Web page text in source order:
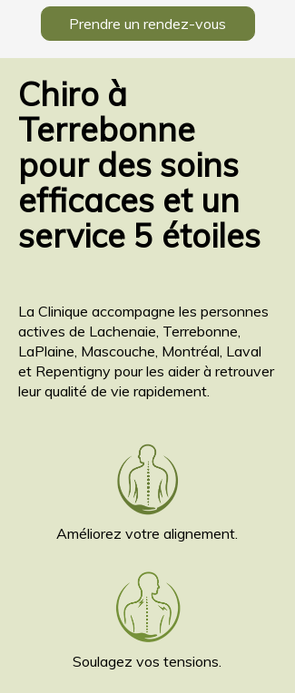
Prendre un rendez-vous
Chiro à
Terrebonne
pour des soins
efficaces et un
service 5 étoiles
La Clinique accompagne les personnes
actives de Lachenaie, Terrebonne,
LaPlaine, Mascouche, Montréal, Laval
et Repentigny pour les aider à retrouver
leur qualité de vie rapidement.
Améliorez votre alignement.
Soulagez vos tensions.